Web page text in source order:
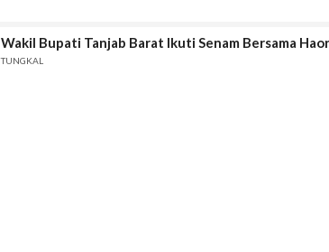
Wakil Bupati Tanjab Barat Ikuti Senam Bersama
TUNGKAL